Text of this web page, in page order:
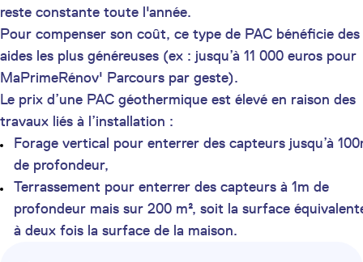
reste constante toute l'année.
Pour compenser son coût, ce type de PAC bénéficie des
aides les plus généreuses (ex : jusqu’à 11 000 euros pour
MaPrimeRénov' Parcours par geste).
Le prix d’une PAC géothermique est élevé en raison des
travaux liés à l’installation :
Forage vertical pour enterrer des capteurs jusqu’à
de profondeur,
Terrassement pour enterrer des capteurs à 1m de
profondeur mais sur 200 m², soit la surface
à deux fois la surface de la maison.